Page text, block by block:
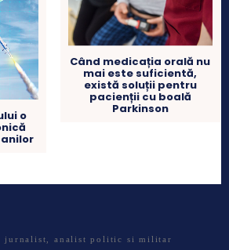
o
Când medicația orală nu
mai este suficientă,
există soluții pentru
pacienții cu boală
Parkinson
jurnalist, analist politic si militar